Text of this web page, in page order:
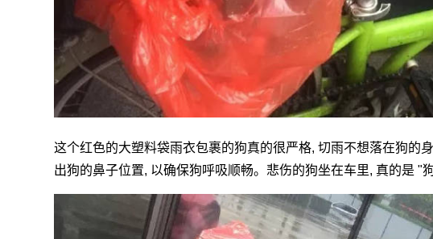
这个红色的大塑料袋雨衣包裹的狗真的很严格, 切雨不想落在狗的
出狗的鼻子位置, 以确保狗呼吸顺畅。悲伤的狗坐在车里, 真的是 "